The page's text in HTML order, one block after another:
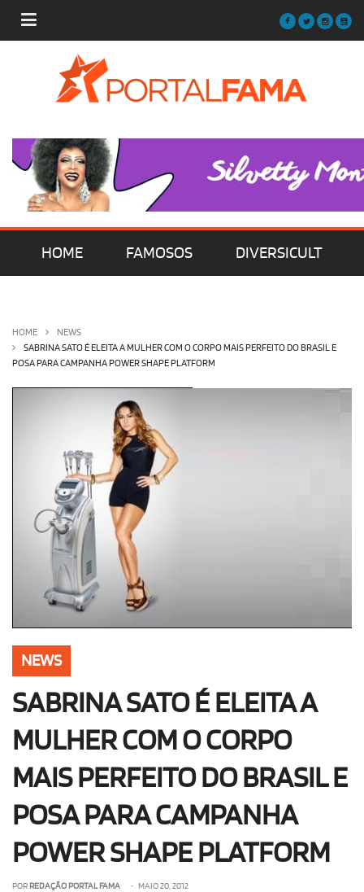
HOME FAMOSOS DIVERSICULT
OLHA ISSO! EU QUERO!
HOME
NEWS
SABRINA SATO É ELEITA A MULHER COM O CORPO MAIS PERFEITO DO BRASIL E
POSA PARA CAMPANHA POWER SHAPE PLATFORM
NEWS
SABRINA SATO É ELEITA A
MULHER COM O CORPO
MAIS PERFEITO DO BRASIL E
POSA PARA CAMPANHA
POWER SHAPE PLATFORM
POR REDAÇÃO PORTAL FAMA • MAIO 20, 2012